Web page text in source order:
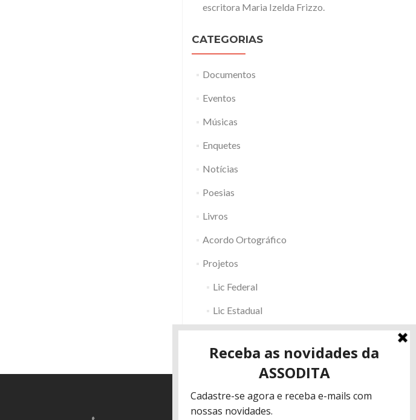
escritora Maria Izelda Frizzo.
CATEGORIAS
Documentos
Eventos
Músicas
Enquetes
Notícias
Poesias
Livros
Acordo Ortográfico
Projetos
Lic Federal
Lic Estadual
Fac RS
Outros